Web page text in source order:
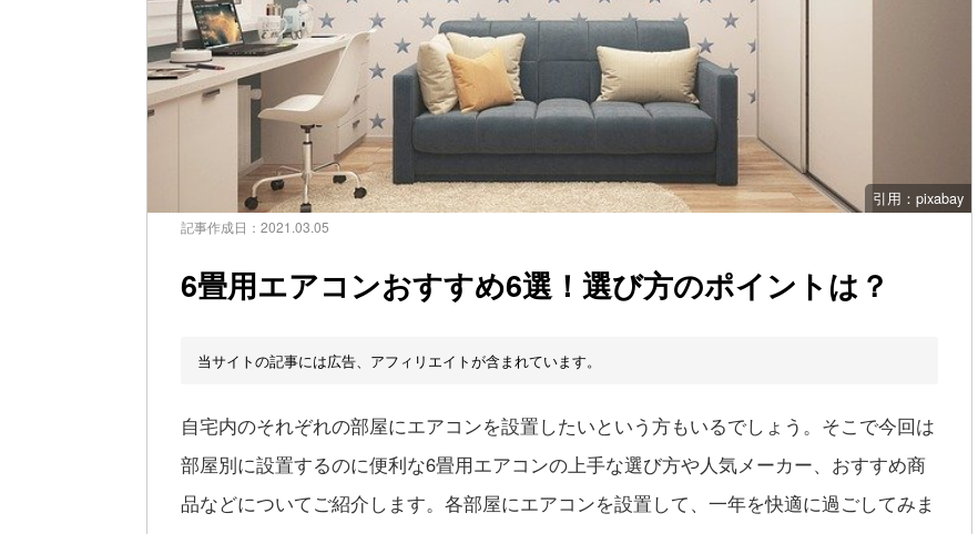
引用：pixabay
記事作成日： 2021.03.05
6畳用エアコンおすすめ6選！選び方のポイントは？
当サイトの記事には広告、アフィリエイトが含まれています。
自宅内のそれぞれの部屋にエアコンを設置したいという方もいるでしょう。そこで今回は
部屋別に設置するのに便利な6畳用エアコンの上手な選び方や人気メーカー、おすすめ商
品などについてご紹介します。各部屋にエアコンを設置して、一年を快適に過ごしてみま